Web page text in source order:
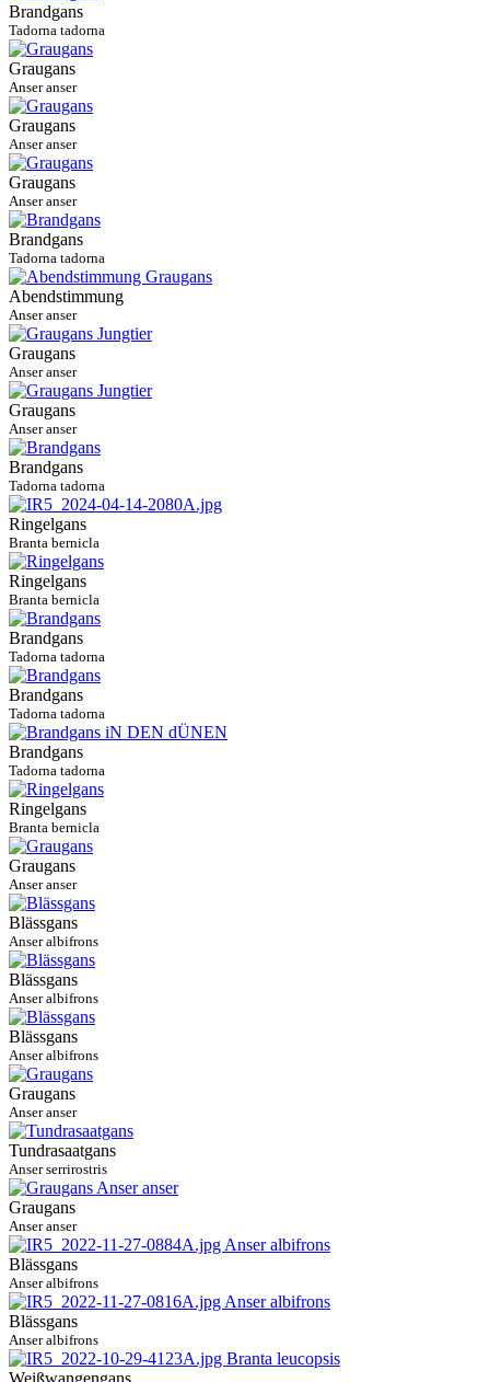
Brandgans
Tadorna tadorna
Graugans
Anser anser
Graugans
Anser anser
Graugans
Anser anser
Brandgans
Tadorna tadorna
Abendstimmung
Anser anser
Graugans
Anser anser
Graugans
Anser anser
Brandgans
Tadorna tadorna
Ringelgans
Branta bernicla
Ringelgans
Branta bernicla
Brandgans
Tadorna tadorna
Brandgans
Tadorna tadorna
Brandgans
Tadorna tadorna
Ringelgans
Branta bernicla
Graugans
Anser anser
Blässgans
Anser albifrons
Blässgans
Anser albifrons
Blässgans
Anser albifrons
Graugans
Anser anser
Tundrasaatgans
Anser serrirostris
Graugans
Anser anser
Blässgans
Anser albifrons
Blässgans
Anser albifrons
Weißwangengans